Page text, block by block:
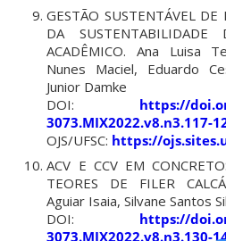
GESTÃO SUSTENTÁVEL DE
DA
ACADÊMICO. Ana Luisa
Nunes Maciel, Eduardo
Junior Damke
DOI: https://doi.org/
3073.MIX2022.v8.n3.117-
OJS/UFSC: https://
ACV E CCV EM
TEORES DE FILER
Aguiar Isaia, Silvane Santos
DOI: https://
3073.MIX2022.v8.n3.130-